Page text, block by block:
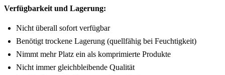
Verfügbarkeit und Lagerung:
Nicht überall sofort verfügbar
Benötigt trockene Lagerung (quellfähig bei Feuchtigkeit)
Nimmt mehr Platz ein als komprimierte Produkte
Nicht immer gleichbleibende Qualität